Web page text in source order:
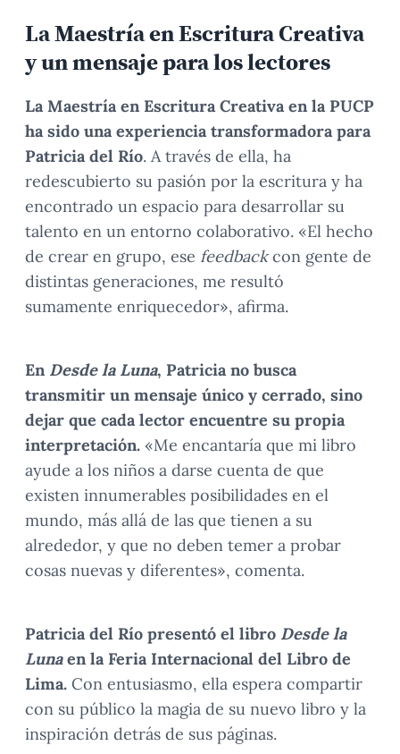
La Maestría en Escritura Creativa
y un mensaje para los lectores
La Maestría en Escritura Creativa en la PUCP
ha sido una experiencia transformadora para
Patricia del Río. A través de ella, ha
redescubierto su pasión por la escritura y ha
encontrado un espacio para desarrollar su
talento en un entorno colaborativo. «El hecho
de crear en grupo, ese feedbackcon gente de
distintas generaciones, me resultó
sumamente enriquecedor», afirma.
En Desde la Luna, Patricia no busca
transmitir un mensaje único y cerrado, sino
dejar que cada lector encuentre su propia
interpretación. «Me encantaría que mi libro
ayude a los niños a darse cuenta de que
existen innumerables posibilidades en el
mundo, más allá de las que tienen a su
alrededor, y que no deben temer a probar
cosas nuevas y diferentes», comenta.
Patricia del Río presentó el libro Desde la
Lunaen la Feria Internacional del Libro de
Lima. Con entusiasmo, ella espera compartir
con su público la magia de su nuevo libro y la
inspiración detrás de sus páginas.